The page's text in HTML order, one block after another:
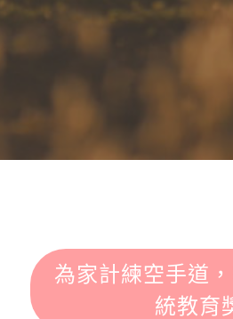
為家計練空手道
統教育